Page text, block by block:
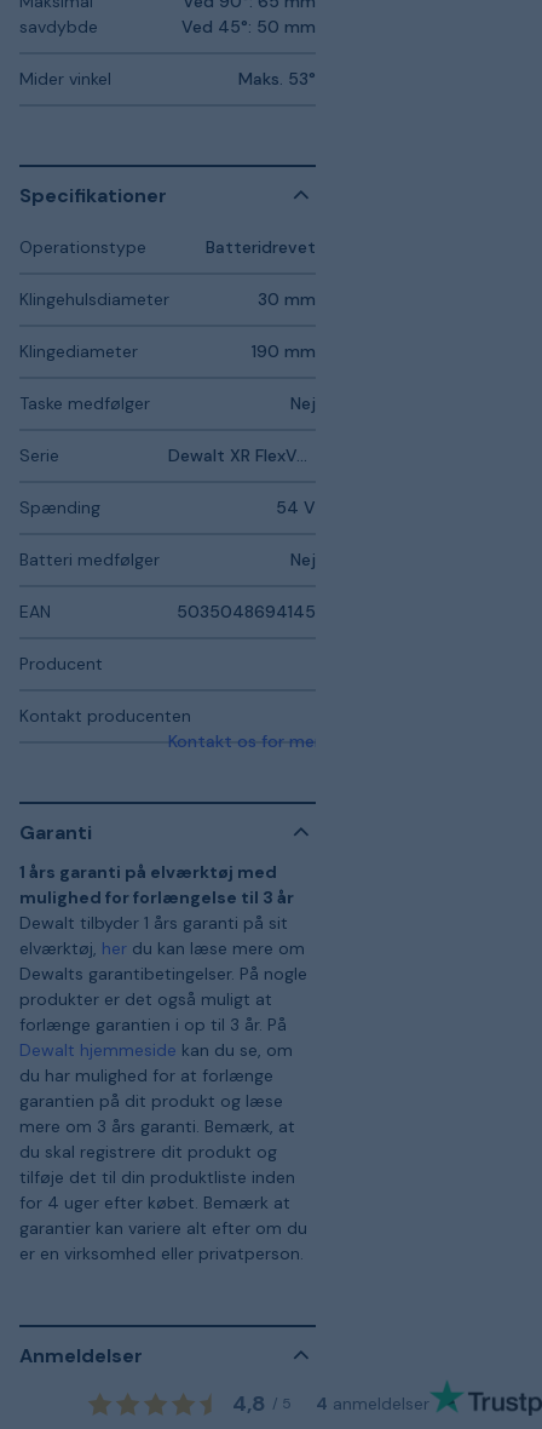
savdybde
Ved 45°: 50 mm
Mider vinkel Maks. 53°
Specifikationer
Operationstype Batteridrevet
Klingehulsdiameter 30 mm
Klingediameter 190 mm
Taske medfølger Nej
Serie Dewalt XR FlexVolt
Spænding 54 V
Batteri medfølger Nej
EAN 5035048694145
Producent
Kontakt producenten
Kontakt os for mere information
Garanti
1 års garanti på elværktøj med
mulighed for forlængelse til 3 år
Dewalt tilbyder 1 års garanti på sit
elværktøj, her du kan læse mere om
Dewalts garantibetingelser. På nogle
produkter er det også muligt at
forlænge garantien i op til 3 år. På
Dewalt hjemmeside kan du se, om
du har mulighed for at forlænge
garantien på dit produkt og læse
mere om 3 års garanti. Bemærk, at
du skal registrere dit produkt og
tilføje det til din produktliste inden
for 4 uger efter købet. Bemærk at
garantier kan variere alt efter om du
er en virksomhed eller privatperson.
Anmeldelser
4,8 / 5 4 anmeldelser